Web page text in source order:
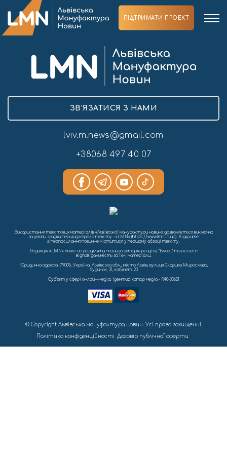
ПІДТРИМАТИ ПРОЕКТ
ЗВ’ЯЗАТИСЯ З НАМИ
lviv.m.news@gmail.com
+38068 497 40 07
Використання текстових матеріалів «Львівської мануфактури новин» дозволяється виключно
за умови згадки першоджерела тексту – «LMN» (https://www.lmn.in.ua). Відкрите
гіперпосилання повинне міститися у першому абзаці тексту.
Редакція «LMN» може не розділяти позицію авторів розділу “Блоги” та не несе
відповідальність за їхні матеріали.
Юридична адреса: 79005, Україна, Львівська обл., місто Львів, вулиця Скорика Мирослава,
будинок, 31, кабінет, 23
Cуб'єкт у сфері онлайн-медіа; ідентифікатор медіа - R40-03621
© Copyright Львівська мануфактура новин. Усі права захищенні.
Політика конфіденційності Договір публічної оферти